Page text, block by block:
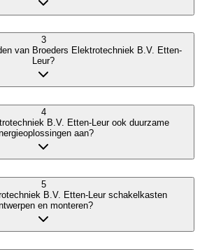
3
van Broeders Elektrotechniek B.V. Etten-
Leur?
4
B.V. Etten-Leur ook duurzame
aan?
5
B.V. Etten-Leur schakelkasten
en monteren?